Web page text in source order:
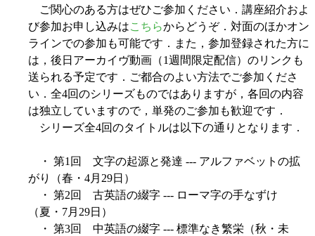
ご関心のある方はぜひご参加ください．講座紹介およ
び参加お申し込みはこちらからどうぞ．対面のほかオン
ラインでの参加も可能です．また，参加登録された方に
は，後日アーカイヴ動画（1週間限定配信）のリンクも
送られる予定です．ご都合のよい方法でご参加くださ
い．全4回のシリーズものではありますが，各回の内容
は独立していますので，単発のご参加も歓迎です．
シリーズ全4回のタイトルは以下の通りとなります．
・ 第1回 文字の起源と発達 --- アルファベットの拡
がり（春・4月29日）
・ 第2回 古英語の綴字 --- ローマ字の手なずけ
（夏・7月29日）
・ 第3回 中英語の綴字 --- 標準なき繁栄（秋・未